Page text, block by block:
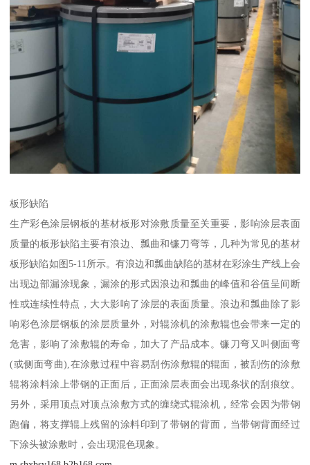
板形缺陷
生产彩色涂层钢板的基材板形对涂敷质量至关重要，影响涂层表面
质量的板形缺陷主要有浪边、瓢曲和镰刀弯等，几种为常见的基材
板形缺陷如图5-11所示。有浪边和瓢曲缺陷的基材在彩涂生产线上会
出现边部漏涂现象，漏涂的形式因浪边和瓢曲的峰值和谷值呈间断
性或连续性特点，大大影响了涂层的表面质量。浪边和瓢曲除了影
响彩色涂层钢板的涂层质量外，对辊涂机的涂敷辊也会带来一定的
危害，影响了涂敷辊的寿命，加大了产品成本。镰刀弯又叫侧面弯
(或侧面弯曲),在涂敷过程中容易刮伤涂敷辊的辊面，被刮伤的涂敷
辊将涂料涂上带钢的正面后，正面涂层表面会出现条状的刮痕纹。
另外，采用顶点对顶点涂敷方式的缠绕式辊涂机，经常会因为带钢
跑偏，将支撑辊上残留的涂料印到了带钢的背面，当带钢背面经过
下涂头被涂敷时，会出现混色现象。